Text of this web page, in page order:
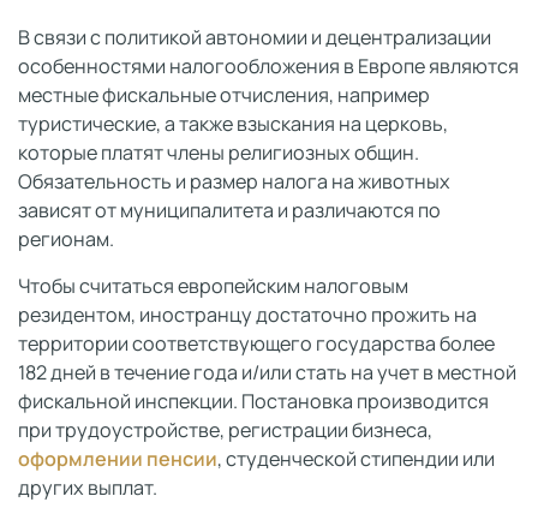
В связи с политикой автономии и децентрализации
особенностями налогообложения в Европе являются
местные фискальные отчисления, например
туристические, а также взыскания на церковь,
которые платят члены религиозных общин.
Обязательность и размер налога на животных
зависят от муниципалитета и различаются по
регионам.
Чтобы считаться европейским налоговым
резидентом, иностранцу достаточно прожить на
территории соответствующего государства более
182 дней в течение года и/или стать на учет в местной
фискальной инспекции. Постановка производится
при трудоустройстве, регистрации бизнеса,
оформлении пенсии, студенческой стипендии или
других выплат.